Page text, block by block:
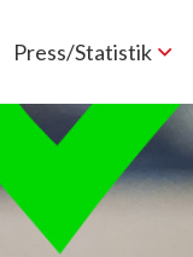
Press/Statistik